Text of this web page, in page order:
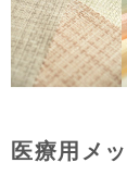
医療用メ